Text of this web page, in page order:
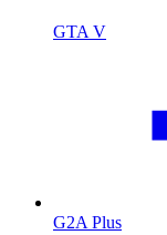
GTA V
G2A Plus